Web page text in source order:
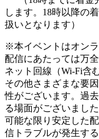
します。18時以降の
扱いとなります）
※本イベントはオンラ
配信にあたっては万
ネット回線（Wi-Fi含
その他さまざまな要
性がございます。過
る場面がございました
可能な限り安定した
信トラブルが発生す